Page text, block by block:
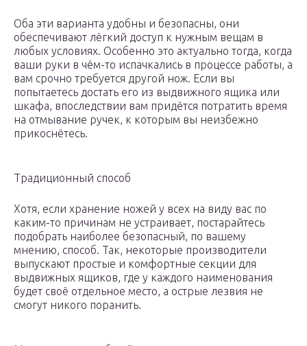
Оба эти варианта удобны и безопасны, они
обеспечивают лёгкий доступ к нужным вещам в
любых условиях. Особенно это актуально тогда, когда
ваши руки в чём-то испачкались в процессе работы, а
вам срочно требуется другой нож. Если вы
попытаетесь достать его из выдвижного ящика или
шкафа, впоследствии вам придётся потратить время
на отмывание ручек, к которым вы неизбежно
прикоснётесь.
Традиционный способ
Хотя, если хранение ножей у всех на виду вас по
каким-то причинам не устраивает, постарайтесь
подобрать наиболее безопасный, по вашему
мнению, способ. Так, некоторые производители
выпускают простые и комфортные секции для
выдвижных ящиков, где у каждого наименования
будет своё отдельное место, а острые лезвия не
смогут никого поранить.